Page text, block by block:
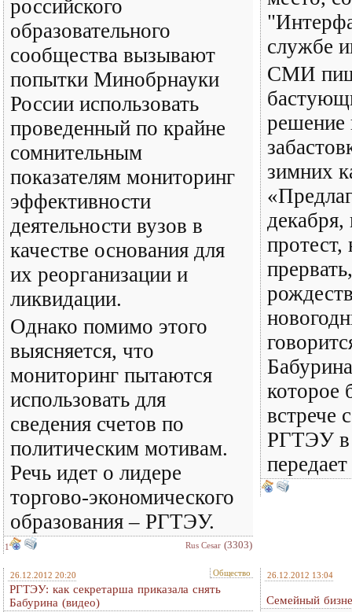
российского
образовательного
сообщества вызывают
попытки Минобрнауки
России использовать
проведенный по крайне
сомнительным
показателям мониторинг
эффективности
деятельности вузов в
качестве основания для
их реорганизации и
ликвидации.
Однако помимо этого
выясняется, что
мониторинг пытаются
использовать для
сведения счетов по
политическим мотивам.
Речь идет о лидере
торгово-экономического
образования – РГТЭУ.
1 Rus Cesar (3303)
службе
СМИ
решение
зимних
протест,
которое
встрече
РГТЭУ в
26.12.2012 20:20 Общество
РГТЭУ: как секретарша приказала снять
Бабурина (видео)
26.12.2012 13:04
Семейный